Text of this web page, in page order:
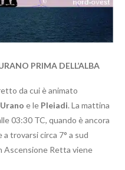
PRIMA DELL’ALBA
da cui è animato
Urano e le Pleiadi. La mattina
03:30 TC, quando è ancora
a trovarsi circa 7° a sud
Ascensione Retta viene